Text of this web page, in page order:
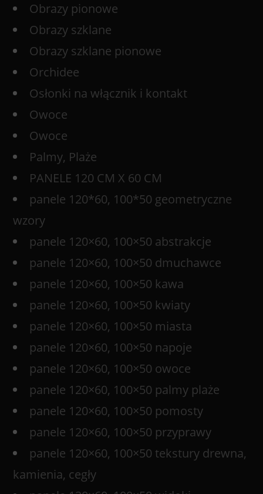
Obrazy pionowe
Obrazy szklane
Obrazy szklane pionowe
Orchidee
Osłonki na włącznik i kontakt
Owoce
Owoce
Palmy, Plaże
PANELE 120 CM X 60 CM
panele 120*60, 100*50 geometryczne
wzory
panele 120×60, 100×50 abstrakcje
panele 120×60, 100×50 dmuchawce
panele 120×60, 100×50 kawa
panele 120×60, 100×50 kwiaty
panele 120×60, 100×50 miasta
panele 120×60, 100×50 napoje
panele 120×60, 100×50 owoce
panele 120×60, 100×50 palmy plaże
panele 120×60, 100×50 pomosty
panele 120×60, 100×50 przyprawy
panele 120×60, 100×50 tekstury drewna,
kamienia, cegły